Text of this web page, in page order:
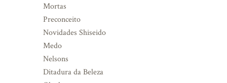
Mortas
Preconceito
Novidades Shiseido
Medo
Nelsons
Ditadura da Beleza